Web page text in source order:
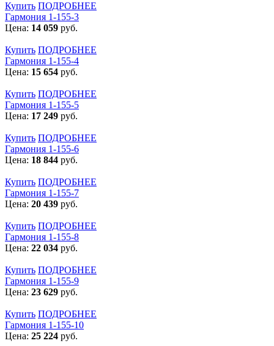
Купить ПОДРОБНЕЕ
Гармония 1-155-3
Цена: 14 059 руб.
Купить ПОДРОБНЕЕ
Гармония 1-155-4
Цена: 15 654 руб.
Купить ПОДРОБНЕЕ
Гармония 1-155-5
Цена: 17 249 руб.
Купить ПОДРОБНЕЕ
Гармония 1-155-6
Цена: 18 844 руб.
Купить ПОДРОБНЕЕ
Гармония 1-155-7
Цена: 20 439 руб.
Купить ПОДРОБНЕЕ
Гармония 1-155-8
Цена: 22 034 руб.
Купить ПОДРОБНЕЕ
Гармония 1-155-9
Цена: 23 629 руб.
Купить ПОДРОБНЕЕ
Гармония 1-155-10
Цена: 25 224 руб.